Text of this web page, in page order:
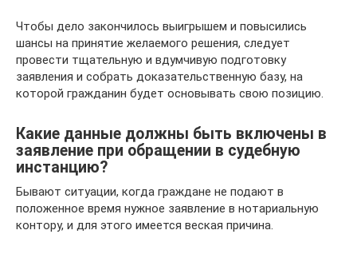
Чтобы дело закончилось выигрышем и повысились
шансы на принятие желаемого решения, следует
провести тщательную и вдумчивую подготовку
заявления и собрать доказательственную базу, на
которой гражданин будет основывать свою позицию.
Какие данные должны быть включены в
заявление при обращении в судебную
инстанцию?
Бывают ситуации, когда граждане не подают в
положенное время нужное заявление в нотариальную
контору, и для этого имеется веская причина.